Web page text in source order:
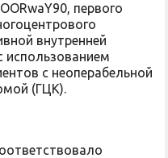
первого
внутренней
использованием
с неоперабельной
(ГЦК).